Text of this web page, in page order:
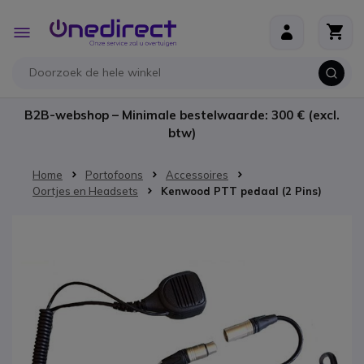
Toggle
Nav
B2B-webshop – Minimale bestelwaarde: 300 € (excl.
btw)
Home Portofoons
Accessoires
Oortjes en Headsets
Kenwood PTT pedaal (2 Pins)